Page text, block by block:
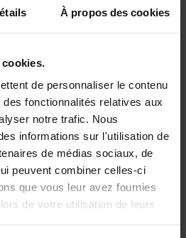
À propos des cookies
de personnaliser le contenu
fonctionnalités relatives aux
notre trafic. Nous
informations sur l'utilisation de
de médias sociaux, de
peuvent combiner celles-ci
que vous leur avez fournies
de votre utilisation de leurs
souple
2026 159
au panier
Offer You Can't